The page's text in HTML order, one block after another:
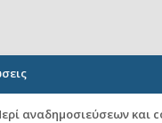
αναδημοσιεύσεων και